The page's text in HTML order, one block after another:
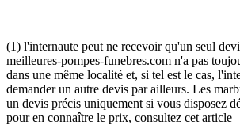
(1) l'internaute peut ne recevoir qu'un seul
meilleures-pompes-funebres.com n'a pas
dans une même localité et, si tel est le cas,
demander un autre devis par ailleurs. Les
un devis précis uniquement si vous disposez
pour en connaître le prix, consultez cet article